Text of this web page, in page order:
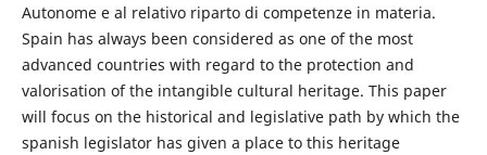
Autonome e al relativo riparto di competenze in materia.
Spain has always been considered as one of the most
advanced countries with regard to the protection and
valorisation of the intangible cultural heritage. This paper
will focus on the historical and legislative path by which the
spanish legislator has given a place to this heritage